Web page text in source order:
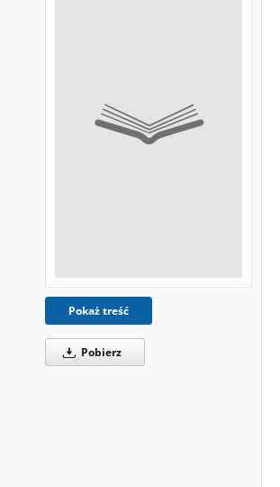
Pokaż treść
Pobierz